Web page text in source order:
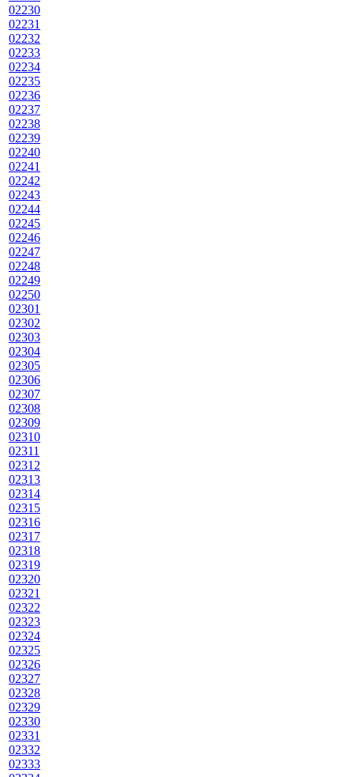
02230
02231
02232
02233
02234
02235
02236
02237
02238
02239
02240
02241
02242
02243
02244
02245
02246
02247
02248
02249
02250
02301
02302
02303
02304
02305
02306
02307
02308
02309
02310
02311
02312
02313
02314
02315
02316
02317
02318
02319
02320
02321
02322
02323
02324
02325
02326
02327
02328
02329
02330
02331
02332
02333